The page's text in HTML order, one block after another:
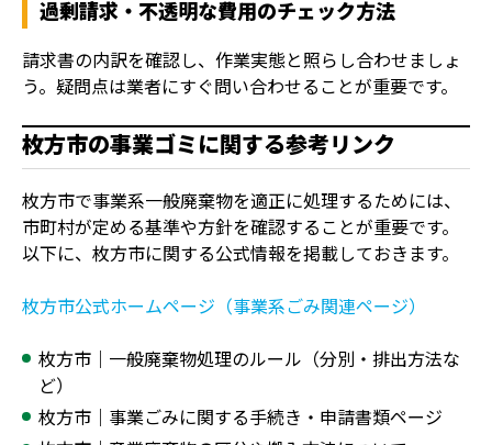
過剰請求・不透明な費用のチェック方法
請求書の内訳を確認し、作業実態と照らし合わせましょ
う。疑問点は業者にすぐ問い合わせることが重要です。
枚方市の事業ゴミに関する参考リンク
枚方市で事業系一般廃棄物を適正に処理するためには、
市町村が定める基準や方針を確認することが重要です。
以下に、枚方市に関する公式情報を掲載しておきます。
枚方市公式ホームページ（事業系ごみ関連ページ）
枚方市｜一般廃棄物処理のルール（分別・排出方法な
ど）
枚方市｜事業ごみに関する手続き・申請書類ページ